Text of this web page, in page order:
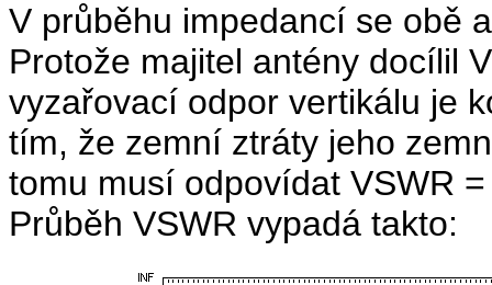
V průběhu impedancí se obě
Protože majitel antény docílil
vyzařovací odpor vertikálu je
tím, že zemní ztráty jeho
tomu musí odpovídat VSWR
Průběh VSWR vypadá takto: